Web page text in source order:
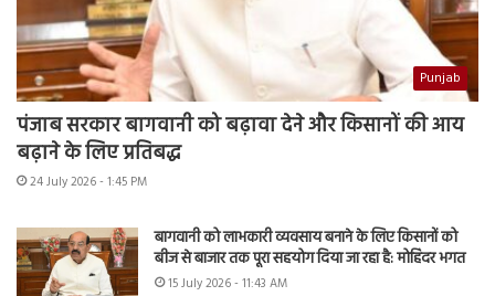
Punjab
पंजाब सरकार बागवानी को बढ़ावा देने और किसानों की आय
बढ़ाने के लिए प्रतिबद्ध
24 July 2026 - 1:45 PM
बागवानी को लाभकारी व्यवसाय बनाने के लिए किसानों को
बीज से बाजार तक पूरा सहयोग दिया जा रहा है: मोहिंदर भगत
15 July 2026 - 11:43 AM